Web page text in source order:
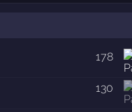
178
130